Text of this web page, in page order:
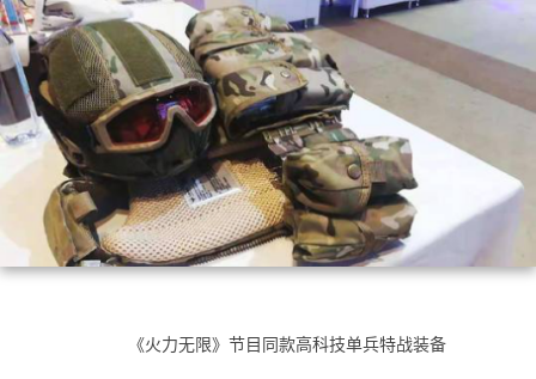
《火力无限》节目同款高科技单兵特战装备